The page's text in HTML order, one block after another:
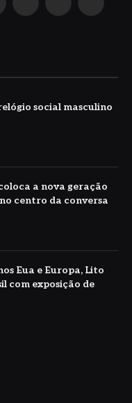
WhatsAppReddit TikTok
social masculino
a nova geração
centro da conversa
Eua e Europa, Lito
com exposição de